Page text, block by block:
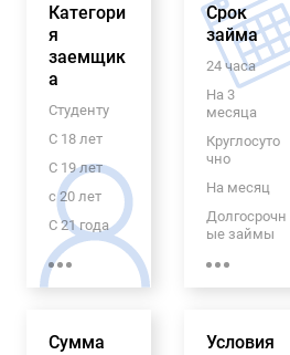
Категори
я
заемщик
а
Студенту
С 18 лет
С 19 лет
с 20 лет
С 21 года
Пенсионер
ам
Узбекистан
Срок
займа
24 часа
На 3
месяца
Круглосуто
чно
На месяц
Долгосрочн
ые займы
На 6
С
Сумма
Условия